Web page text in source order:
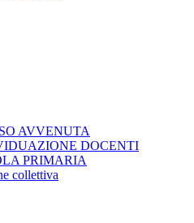
AVVENUTA
DOCENTI
PRIMARIA
collettiva